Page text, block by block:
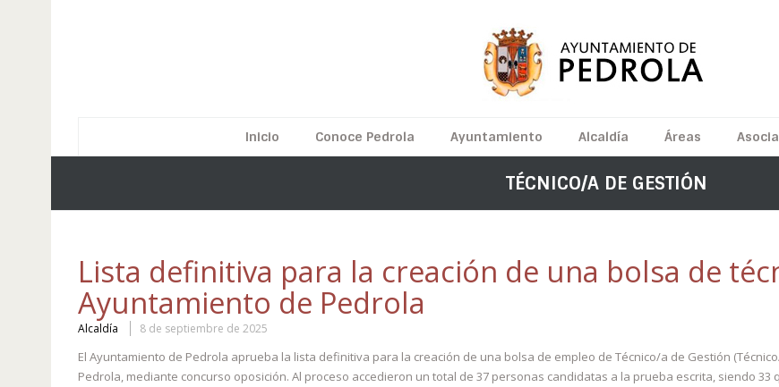
Inicio Conoce Pedrola Ayuntamiento Alcaldía Áreas
TÉCNICO/A DE GESTIÓN
Lista definitiva para la creación de una bolsa de
Ayuntamiento de Pedrola
Alcaldía 8 de septiembre de 2025
El Ayuntamiento de Pedrola aprueba la lista definitiva para la creación de una bolsa de empleo de Técnico/a de Gestión
Pedrola, mediante concurso oposición. Al proceso accedieron un total de 37 personas candidatas a la prueba escrita, siendo